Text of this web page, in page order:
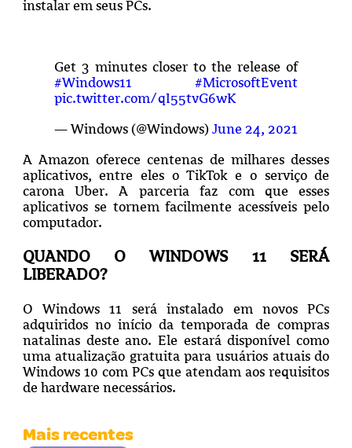
instalar em seus PCs.
Get 3 minutes closer to the release of
#Windows11
#MicrosoftEvent
pic.twitter.com/qI55tvG6wK
— Windows (@Windows) June 24, 2021
A Amazon oferece centenas de milhares desses
aplicativos, entre eles o TikTok e o serviço de
carona Uber. A parceria faz com que esses
aplicativos se tornem facilmente acessíveis pelo
computador.
QUANDO O WINDOWS 11 SERÁ
LIBERADO?
O Windows 11 será instalado em novos PCs
adquiridos no início da temporada de compras
natalinas deste ano. Ele estará disponível como
uma atualização gratuita para usuários atuais do
Windows 10 com PCs que atendam aos requisitos
de hardware necessários.
Mais recentes